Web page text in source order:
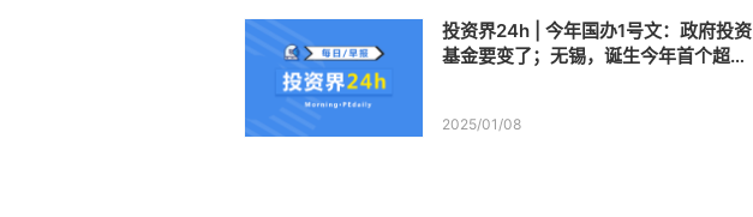
投资界24h | 今年国办1号文：政府投资
基金要变了；无锡，诞生今年首个超级
2025/01/08